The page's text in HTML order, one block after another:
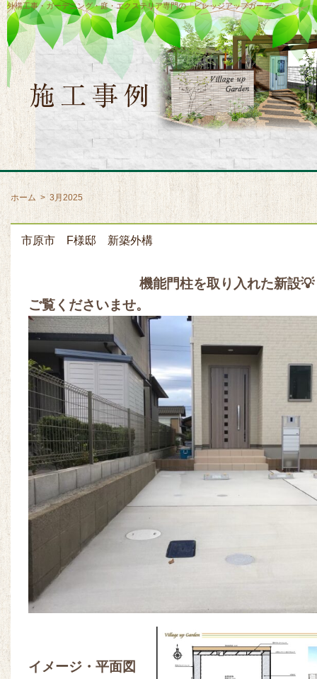
外構工事・ガーデニング・庭・エクステリア専門の「ビレッジアップガーデン」
ホーム > 3月2025
市原市 F様邸 新築外構
機能門柱を取り入れた新設💡
ご覧くださいませ。
イメージ・平面図